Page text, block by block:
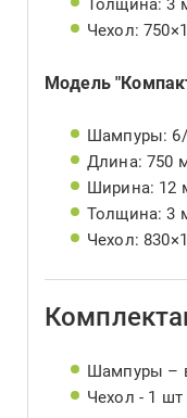
Толщина: 3
Чехол:
Модель
Шампуры:
Длина: 750
Ширина: 12
Толщина: 3
Чехол:
Шампуры –
Чехол - 1 шт